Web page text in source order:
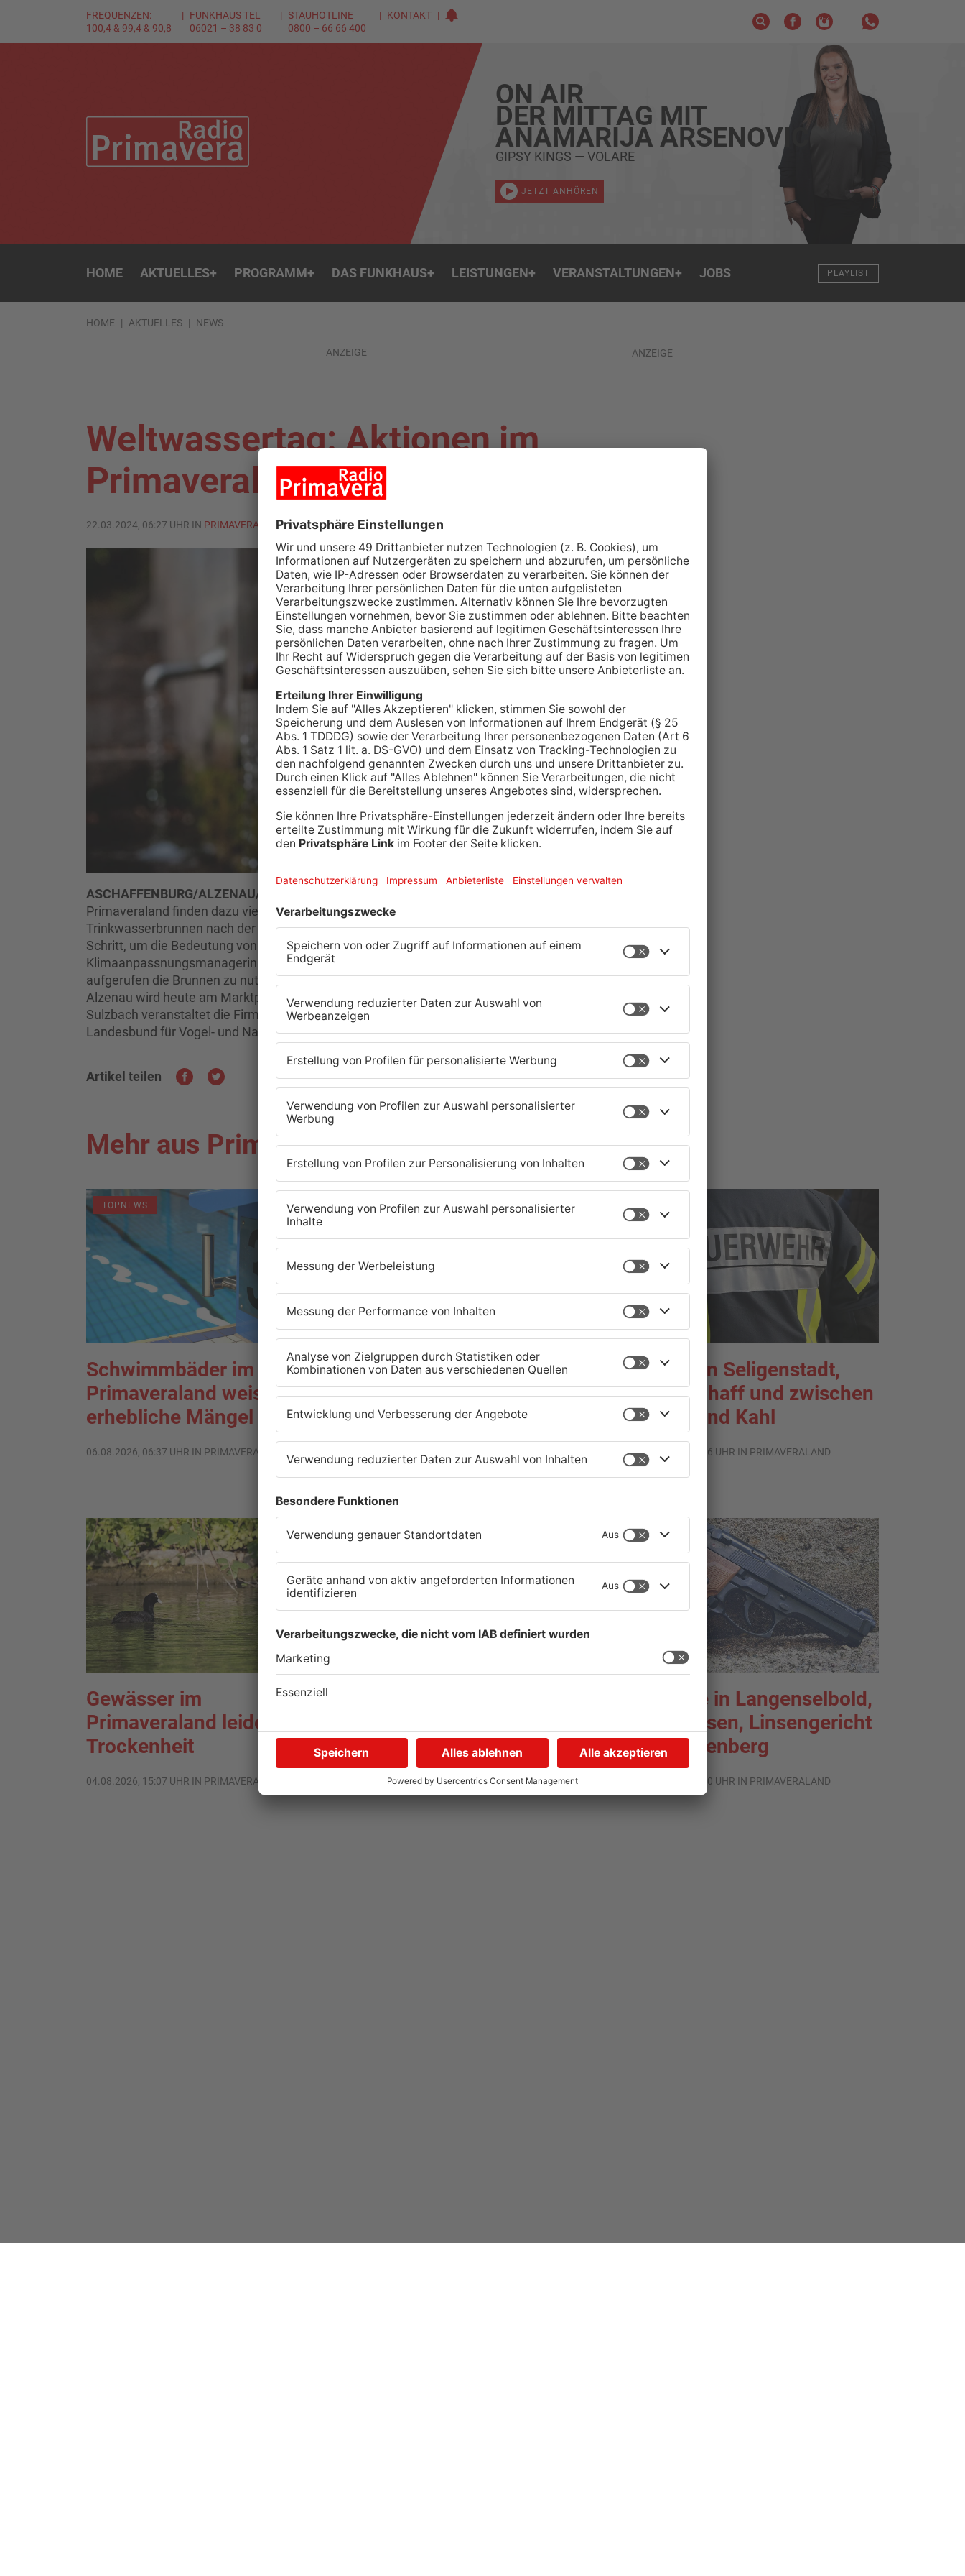
FREQUENZEN:
100,4 & 99,4 & 90,8
FUNKHAUS TEL
06021 – 38 83 0
STAUHOTLINE
0800 – 66 66 400
KONTAKT
ON AIR
DER MITTAG MIT
ANAMARIJA ARSENOVIC
GIPSY KINGS — VOLARE
JETZT ANHÖREN
HOME AKTUELLES+ PROGRAMM+ DAS FUNKHAUS+ LEISTUNGEN+ VERANSTALTUNGEN+ JOBS PLAYLIST
HOME AKTUELLES NEWS
ANZEIGE
Weltwassertag: Aktionen im
Primaveraland
22.03.2024, 06:27 UHR IN PRIMAVERALAND
ASCHAFFENBURG/ALZENAU/SULZBACH.
Primaveraland finden dazu viele Aktionen statt. In Aschaffenburg werden etwa die
Trinkwasserbrunnen nach der Winterpause wieder eingeschaltet. Das sei ein wichtiger
Schritt, um die Bedeutung von sauberem Trinkwasser hervorzuheben, so Antonia Pfeiffer,
Klimaanpassnungsmanagerin der Stadt. Die Menschen in Aschaffenburg sind dazu
aufgerufen die Brunnen zu nutzen und gleichzeitig Ressourcen zu schützen. Auch in
Alzenau wird heute am Marktplatz ein neuer Trinkwasserbrunnen in Betrieb genommen. In
Sulzbach veranstaltet die Firma Sodenthaler Mineralbrunnen gemeinsam mit dem
Landesbund für Vogel- und Naturschutz und lokalen Schulklassen die Wassererlebnistage.
Artikel teilen
ANZEIGE
Mehr aus Primaveraland
TOPNEWS
Schwimmbäder im
Primaveraland weisen teils
erhebliche Mängel auf
06.08.2026, 06:37 UHR IN PRIMAVERALAND
TOPNEWS
Waldbrandgefahr im
Primaveraland bleibt
weiterhin sehr hoch
06.08.2026, 06:34 UHR IN PRIMAVERALAND
Brände in Seligenstadt,
Waldaschaff und zwischen
Hanau und Kahl
05.08.2026, 06:36 UHR IN PRIMAVERALAND
Gewässer im
Primaveraland leiden unter
Trockenheit
04.08.2026, 15:07 UHR IN PRIMAVERALAND
TOPNEWS
durch Hitze
04.08.2026, 07:50 UHR IN PRIMAVERALAND
Schüsse in Langenselbold,
Gelnhausen, Linsengericht
und Miltenberg
03.08.2026, 13:00 UHR IN PRIMAVERALAND